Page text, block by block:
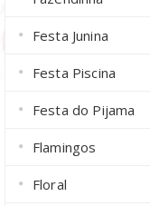
Festa Junina
Festa Piscina
Festa do Pijama
Flamingos
Floral